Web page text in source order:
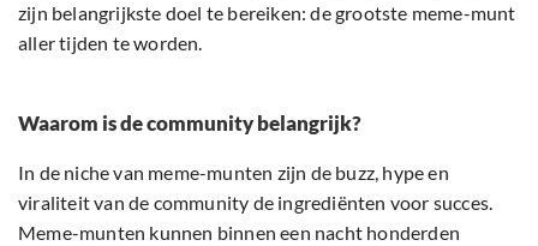
zijn belangrijkste doel te bereiken: de grootste meme-munt
aller tijden te worden.
Waarom is de community belangrijk?
In de niche van meme-munten zijn de buzz, hype en
viraliteit van de community de ingrediënten voor succes.
Meme-munten kunnen binnen een nacht honderden